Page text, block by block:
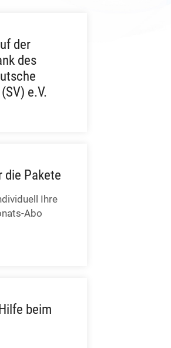
der
des
e.V.
die Pakete
Ihre
Abo
beim